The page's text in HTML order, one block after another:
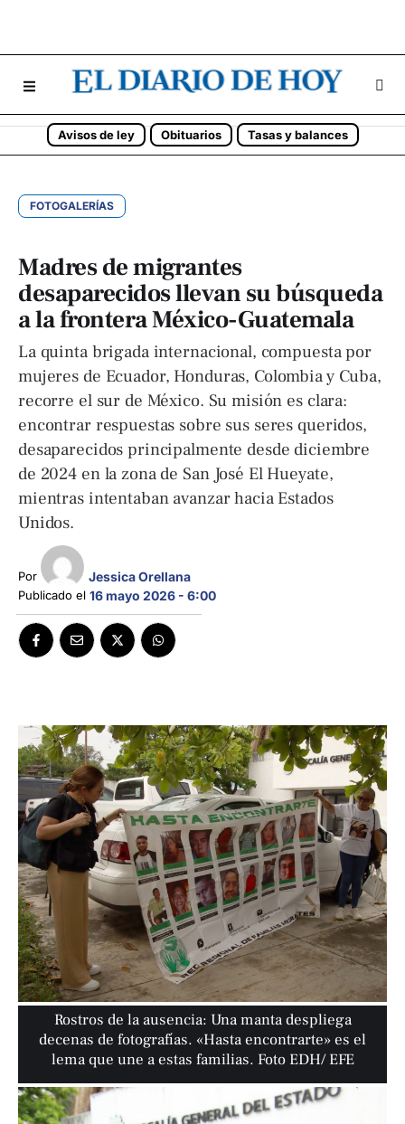
Avisos de ley Obituarios Tasas y balances
FOTOGALERÍAS
Madres de migrantes
desaparecidos llevan su búsqueda
a la frontera México-Guatemala
La quinta brigada internacional, compuesta por
mujeres de Ecuador, Honduras, Colombia y Cuba,
recorre el sur de México. Su misión es clara:
encontrar respuestas sobre sus seres queridos,
desaparecidos principalmente desde diciembre
de 2024 en la zona de San José El Hueyate,
mientras intentaban avanzar hacia Estados
Unidos.
Por Jessica Orellana
Publicado el 16 mayo 2026 - 6:00
Rostros de la ausencia: Una manta despliega
decenas de fotografías. «Hasta encontrarte» es el
lema que une a estas familias. Foto EDH/ EFE